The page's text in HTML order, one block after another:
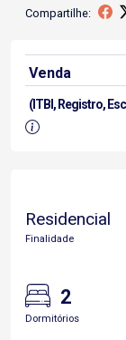
Compartilhe:
Venda
(ITBI, Registro,
Residencial
Finalidade
2
Dormitórios